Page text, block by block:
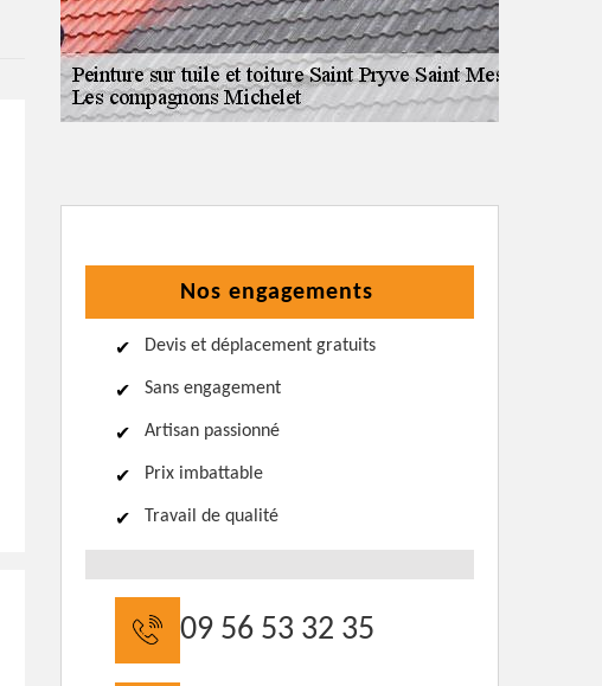
Nos engagements
Devis et déplacement gratuits
Sans engagement
Artisan passionné
Prix imbattable
Travail de qualité
09 56 53 32 35